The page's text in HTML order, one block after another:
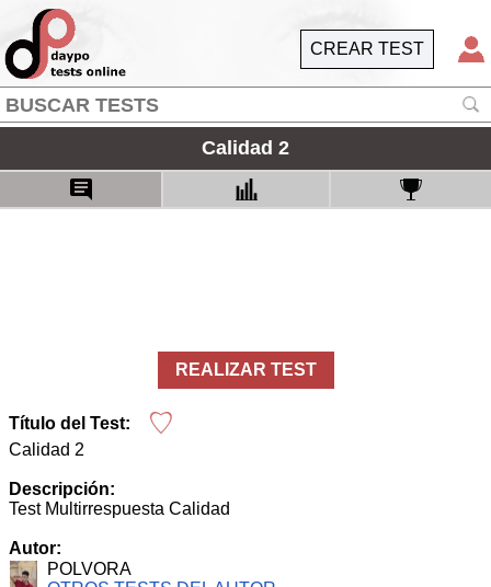
CREAR TEST
Calidad 2
REALIZAR TEST
Título del Test:
Calidad 2
Descripción:
Test Multirrespuesta Calidad
Autor:
POLVORA